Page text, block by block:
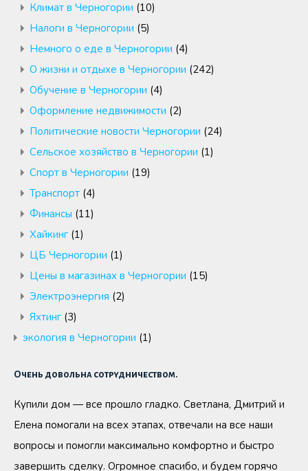
Климат в Черногории (10)
Налоги в Черногории (5)
Немного о еде в Черногории (4)
О жизни и отдыхе в Черногории (242)
Обучение в Черногории (4)
Оформление недвижимости (2)
Политические новости Черногории (24)
Сельское хозяйство в Черногории (1)
Спорт в Черногории (19)
Транспорт (4)
Финансы (11)
Хайкинг (1)
ЦБ Черногории (1)
Цены в магазинах в Черногории (15)
Электроэнергия (2)
Яхтинг (3)
экология в Черногории (1)
Очень довольна сотрудничеством.
Купили дом — все прошло гладко. Светлана, Дмитрий и
Елена помогали на всех этапах, отвечали на все наши
вопросы и помогли максимально комфортно и быстро
завершить сделку. Огромное спасибо, и будем горячо